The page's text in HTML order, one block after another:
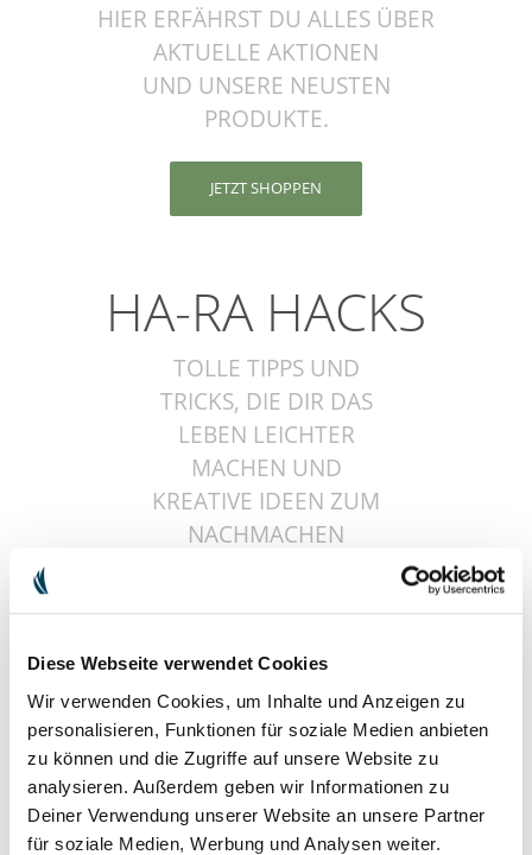
Diese Webseite verwendet Cookies
Wir verwenden Cookies, um Inhalte und Anzeigen zu
personalisieren, Funktionen für soziale Medien anbieten
zu können und die Zugriffe auf unsere Website zu
analysieren. Außerdem geben wir Informationen zu
Deiner Verwendung unserer Website an unsere Partner
für soziale Medien, Werbung und Analysen weiter.
HIER ERFÄHRST DU ALLES ÜBER
AKTUELLE AKTIONEN
UND UNSERE NEUSTEN
PRODUKTE.
JETZT SHOPPEN
HA-RA HACKS
TOLLE TIPPS UND
TRICKS, DIE DIR DAS
LEBEN LEICHTER
MACHEN UND
KREATIVE IDEEN ZUM
NACHMACHEN
PARTY
MACHEN